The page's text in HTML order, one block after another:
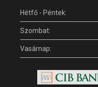
Hétfő - Péntek:
Szombat:
Vasárnap: